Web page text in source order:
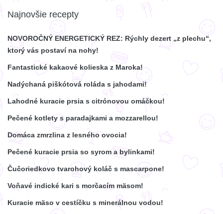
Najnovšie recepty
NOVOROČNÝ ENERGETICKÝ REZ: Rýchly dezert „z plechu“,
ktorý vás postaví na nohy!
Fantastické kakaové kolieska z Maroka!
Nadýchaná piškótová roláda s jahodami!
Lahodné kuracie prsia s citrónovou omáčkou!
Pečené kotlety s paradajkami a mozzarellou!
Domáca zmrzlina z lesného ovocia!
Pečené kuracie prsia so syrom a bylinkami!
Čučoriedkovo tvarohový koláč s mascarpone!
Voňavé indické kari s morčacím mäsom!
Kuracie mäso v cestíčku s minerálnou vodou!